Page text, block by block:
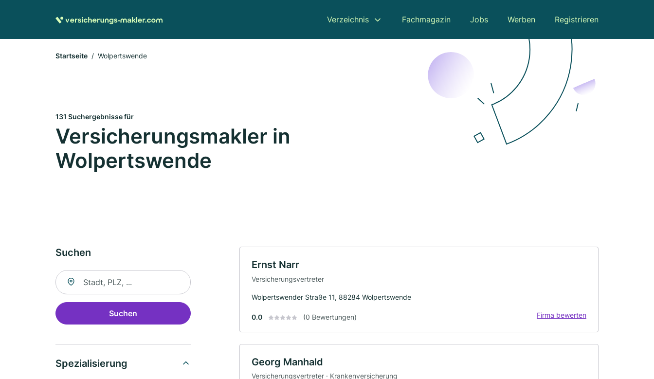
Verzeichnis Fachmagazin Jobs Werben Registrieren
Startseite Wolpertswende
131 Suchergebnisse für
Versicherungsmakler in
Wolpertswende
Suchen
Suche nach Ort
Suchen
Spezialisierung
Ernst Narr
Versicherungsvertreter
Wolpertswender Straße 11, 88284 Wolpertswende
0.0 (0 Bewertungen) Firma bewerten
Georg Manhald
Versicherungsvertreter · Krankenversicherung